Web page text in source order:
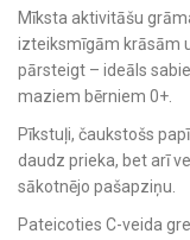
Mīksta aktivitāšu
izteiksmīgām krāsām
pārsteigt – ideāls
maziem bērniem 0+.
Pīkstuļi, čaukstošs
daudz prieka, bet arī
sākotnējo pašapziņu.
Pateicoties C-veida